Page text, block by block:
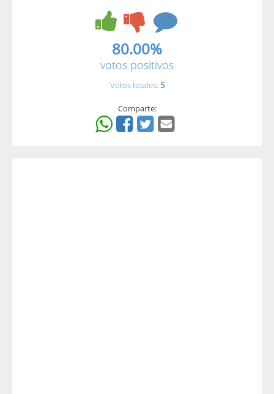
80.00%
votos positivos
Votos totales: 5
Comparte: